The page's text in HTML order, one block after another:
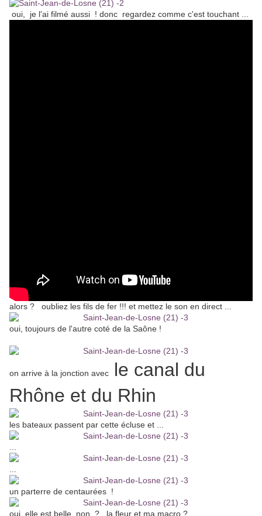
oui, je l'ai filmé aussi ! donc regardez comme c'est touchant ...
alors ? oubliez les fils de fer !!! et mettez le son en direct ...
oui, toujours de l'autre coté de la Saône !
on arrive à la jonction avec
le canal du
Rhône et du Rhin
les bateaux passent par cette écluse et ...
un parterre de centaurées !
oui, elle est belle non ? la fleur et ma macro ?